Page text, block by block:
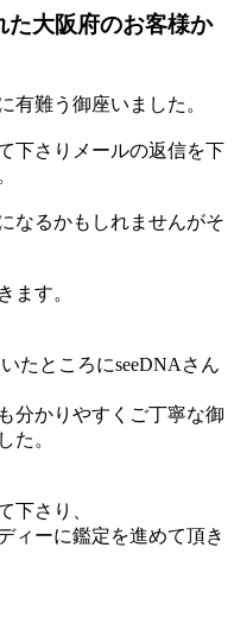
た大阪府のお客様か
有難う御座いました。
下さりメールの返信を下
なるかもしれませんがそ
ます。
たところにseeDNAさん
分かりやすくご丁寧な御
た。
下さり、
ィーに鑑定を進めて頂き